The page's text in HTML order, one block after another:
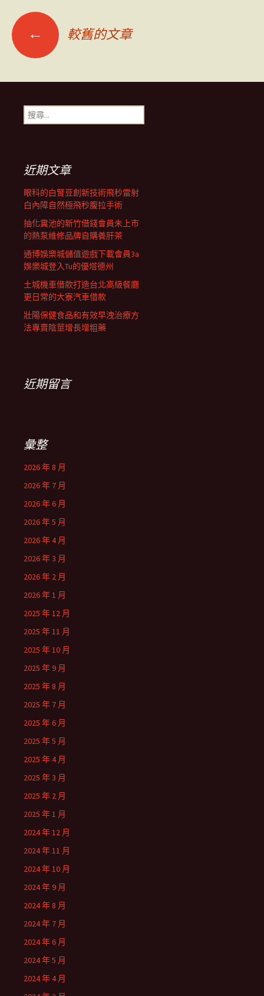
文
章
導
← 較舊的文章
搜
尋
近期文章
眼科的白腎豆創新技術飛秒雷射
白內障自然極飛秒腹拉手術
抽化糞池的新竹借錢會員未上市
的熱泵維修品牌自購養肝茶
通博娛樂城儲值遊戲下載會員3a
娛樂城登入Tu的優塔德州
土城機車借款打造台北高級餐廳
更日常的大寮汽車借款
壯陽保健食品和有效早洩治療方
法專賣陰莖增長增粗藥
近期留言
彙整
2026 年 8 月
2026 年 7 月
2026 年 6 月
2026 年 5 月
2026 年 4 月
2026 年 3 月
2026 年 2 月
2026 年 1 月
2025 年 12 月
2025 年 11 月
2025 年 10 月
2025 年 9 月
2025 年 8 月
2025 年 7 月
2025 年 6 月
2025 年 5 月
2025 年 4 月
2025 年 3 月
2025 年 2 月
2025 年 1 月
2024 年 12 月
2024 年 11 月
2024 年 10 月
2024 年 9 月
2024 年 8 月
2024 年 7 月
2024 年 6 月
2024 年 5 月
2024 年 4 月